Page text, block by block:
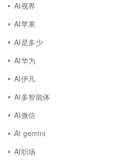
AI视界
AI苹果
AI是多少
AI华为
AI伊凡
AI多智能体
AI微信
AI gemini
AI职场